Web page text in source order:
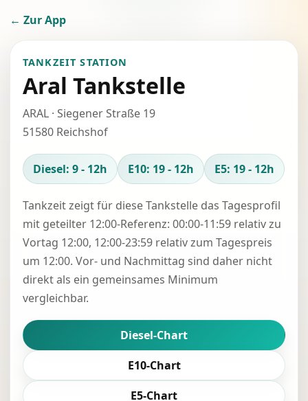
← Zur App
TANKZEIT STATION
Aral Tankstelle
ARAL · Siegener Straße 19
51580 Reichshof
Diesel: 9 - 12h E10: 19 - 12h E5: 19 - 12h
Tankzeit zeigt für diese Tankstelle das Tagesprofil
mit geteilter 12:00-Referenz: 00:00-11:59 relativ zu
Vortag 12:00, 12:00-23:59 relativ zum Tagespreis
um 12:00. Vor- und Nachmittag sind daher nicht
direkt als ein gemeinsames Minimum
vergleichbar.
Diesel-Chart
E10-Chart
E5-Chart